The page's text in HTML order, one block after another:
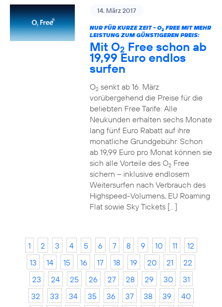
14. März 2017
NUR FÜR KURZE ZEIT - O2FREE MIT MEHR
LEISTUNG ZUM GÜNSTIGEREN PREIS:
Mit O2 Free schon ab
19,99 Euro endlos
surfen
O2senkt ab 16. März
vorübergehend die Preise für die
beliebten Free Tarife: Alle
Neukunden erhalten sechs Monate
lang fünf Euro Rabatt auf ihre
monatliche Grundgebühr. Schon
ab 19,99 Euro pro Monat können sie
sich alle Vorteile des O2Free
sichern – inklusive endlosem
Weitersurfen nach Verbrauch des
Highspeed-Volumens, EU Roaming
Flat sowie Sky Tickets […]
1 2 3 4 5 6 7 8 9 10 11
12
13
14 15 16 17 18 19 20 21
22
23
24 25 26 27 28 29 30
31
32
33 34 35 36 37 38 39
40